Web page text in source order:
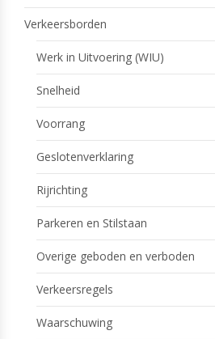
Verkeersborden
Werk in Uitvoering (WIU)
Snelheid
Voorrang
Geslotenverklaring
Rijrichting
Parkeren en Stilstaan
Overige geboden en verboden
Verkeersregels
Waarschuwing